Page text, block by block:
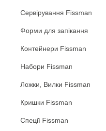
Сервірування Fissman
Форми для запікання
Контейнери Fissman
Набори Fissman
Ложки, Вилки Fissman
Кришки Fissman
Спеції Fissman